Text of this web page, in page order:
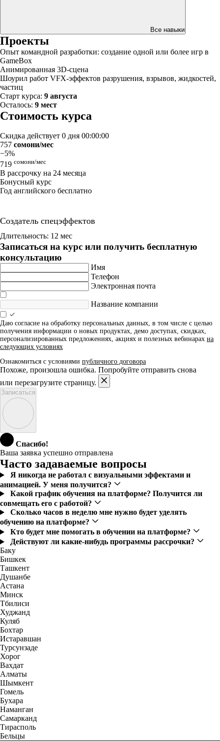
Все навыки
Проекты
Опыт командной разработки: создание одной или более игр в
GameBox
Анимированная 3D-сцена
Шоурил работ VFX-эффектов разрушения, взрывов, жидкостей,
частиц
Старт курса: 9 августа
Осталось: 9 мест
Стоимость курса
Скидка действует 0 дня 00:00:00
757 сомони/мес
−5%
719 сомони/мес
В рассрочку на 24 месяца
Бонусный курс
Год английского бесплатно
Создатель спецэффектов
Длительность: 12 мес
Записаться на курс или получить бесплатную
консультацию
Имя
Телефон
Электронная почта
Название компании
Даю согласие на обработку персональных данных, в том числе с целью
получения информации о новых продуктах, демо доступах, скидках,
персонализированных предложениях, акциях и полезных вебинарах на
следующих условиях
Ознакомиться с условиями публичного договора
Похоже, произошла ошибка. Попробуйте отправить снова
или перезагрузите страницу.
Записаться
Спасибо!
Ваша заявка успешно отправлена
Часто задаваемые вопросы
Я никогда не работал с визуальными эффектами и
анимацией. У меня получится?
Какой график обучения на платформе? Получится ли
совмещать его с работой?
Сколько часов в неделю мне нужно будет уделять
обучению на платформе?
Кто будет мне помогать в обучении на платформе?
Действуют ли какие-нибудь программы рассрочки?
Баку
Бишкек
Ташкент
Душанбе
Астана
Минск
Тбилиси
Худжанд
Куляб
Бохтар
Истаравшан
Турсунзаде
Хорог
Вахдат
Алматы
Шымкент
Гомель
Бухара
Наманган
Самарканд
Тирасполь
Бельцы